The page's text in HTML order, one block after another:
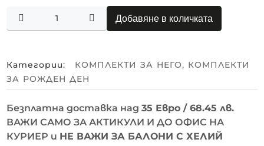
Добавяне в количката
Категории: КОМПЛЕКТИ ЗА НЕГО, КОМПЛЕКТИ
ЗА РОЖДЕН ДЕН
Безплатна доставка над35 Евро / 68.45 лв.
ВАЖИ САМО ЗА АКТИКУЛИ И ДО ОФИС НА
КУРИЕР и НЕ ВАЖИ ЗА БАЛОНИ С ХЕЛИЙ